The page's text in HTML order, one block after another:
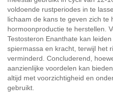
voldoende rustperiodes in te
lichaam de kans te geven zich te
hormoonproductie te herstellen.
Testosteron Enanthate kan
spiermassa en kracht, terwijl het
verminderd. Concluderend,
aanzienlijke voordelen kan
altijd met voorzichtigheid en
gebruikt.